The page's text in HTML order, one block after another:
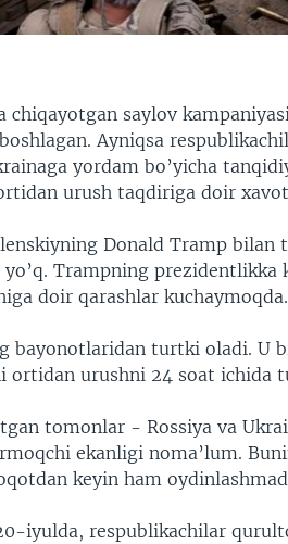
chiqayotgan saylov
Ayniqsa
yordam bo’yicha
urush taqdiriga doir
Donald Tramp
Trampning prezidentlikka
doir qarashlar kuchaymoqda.
bayonotlaridan turtki oladi. U
ortidan urushni 24 soat ichida
tomonlar - Rossiya va
ekanligi noma’lum.
keyin ham
iyulda, respublikachilar